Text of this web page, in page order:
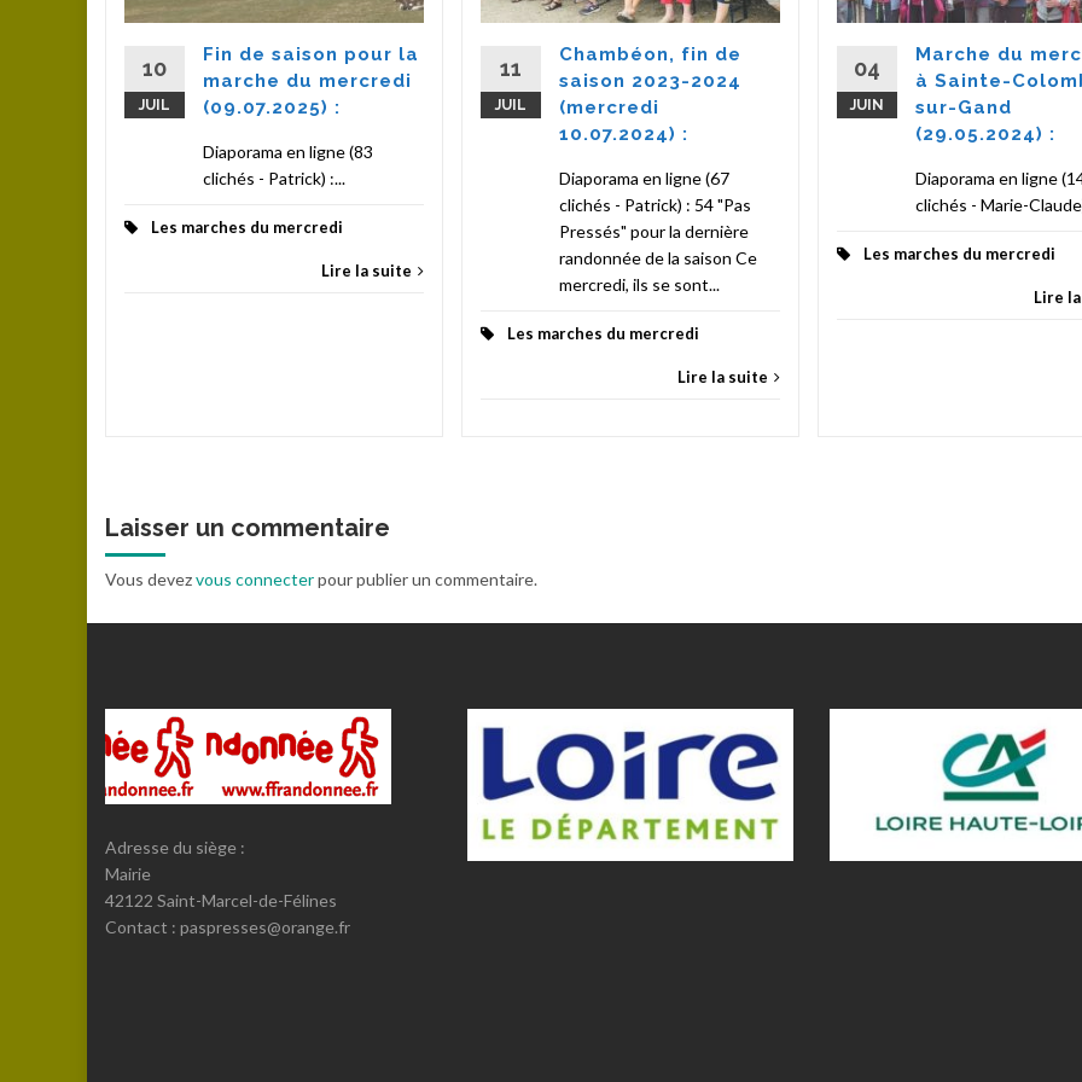
10
JUIL
Fin de saison pour la
marche du mercredi
(09.07.2025) :
Diaporama en ligne (83
clichés - Patrick) :...
Les marches du mercredi
Lire la suite
11
JUIL
Chambéon, fin de
saison 2023-2024
(mercredi
10.07.2024) :
Diaporama en ligne (67
clichés - Patrick) : 54 "Pas
Pressés" pour la dernière
randonnée de la saison Ce
mercredi, ils se sont...
Les marches du mercredi
Lire la suite
04
JUIN
Marche du
à Sainte-
sur-Gand
(29.05.2024) :
Diaporama en ligne
clichés - Marie-
Les marches du mercredi
Lire
Laisser un commentaire
Vous devezvous connecterpour publier un commentaire.
Adresse du siège :
Mairie
42122 Saint-Marcel-de-Félines
Contact : paspresses@orange.fr